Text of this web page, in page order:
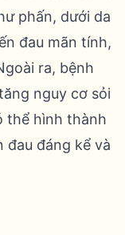
phấn, dưới da
đau mãn tính,
ra, bệnh
nguy cơ sỏi
thể hình thành
đau đáng kể và